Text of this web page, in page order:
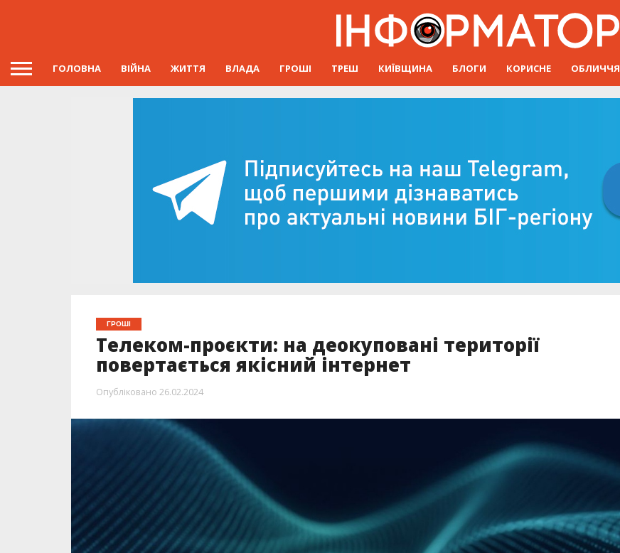
ГОЛОВНА ВІЙНА ЖИТТЯ ВЛАДА ГРОШІ ТРЕШ КИЇВЩИНА БЛОГИ КОРИСНЕ ОБЛИЧЧЯ
ГРОШІ
Телеком-проєкти: на деокуповані території
повертається якісний інтернет
Опубліковано 26.02.2024